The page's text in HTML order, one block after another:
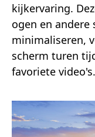
kijkervaring.
ogen en andere
minimaliseren,
scherm turen
favoriete video's.